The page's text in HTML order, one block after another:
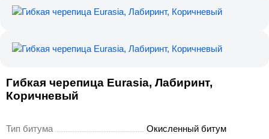
Гибкая черепица Eurasia, Лабиринт,
Коричневый
Тип битума
Окисленный битум